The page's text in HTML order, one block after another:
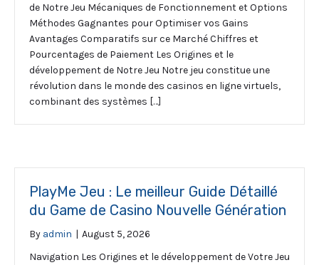
de Notre Jeu Mécaniques de Fonctionnement et Options
Méthodes Gagnantes pour Optimiser vos Gains
Avantages Comparatifs sur ce Marché Chiffres et
Pourcentages de Paiement Les Origines et le
développement de Notre Jeu Notre jeu constitue une
révolution dans le monde des casinos en ligne virtuels,
combinant des systèmes […]
PlayMe Jeu : Le meilleur Guide Détaillé
du Game de Casino Nouvelle Génération
By admin | August 5, 2026
Navigation Les Origines et le développement de Votre Jeu